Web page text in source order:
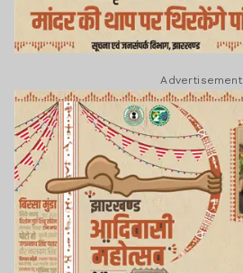
Advertisement